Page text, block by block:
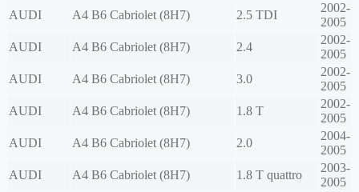
AUDI
A4 B6 Cabriolet (8H7) 2.5 TDI
2002-
2005
AUDI
A4 B6 Cabriolet (8H7) 2.4
2002-
2005
AUDI
A4 B6 Cabriolet (8H7) 3.0
2002-
2005
AUDI
A4 B6 Cabriolet (8H7) 1.8 T
2002-
2005
AUDI
A4 B6 Cabriolet (8H7) 2.0
2004-
2005
AUDI
A4 B6 Cabriolet (8H7) 1.8 T quattro
2003-
2005